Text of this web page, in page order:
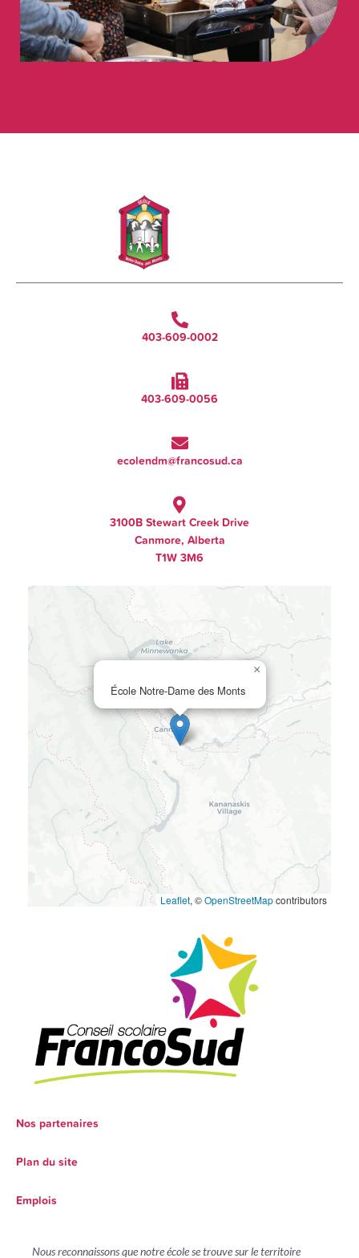
403-609-0002
403-609-0056
ecolendm@francosud.ca
3100B Stewart Creek Drive
Canmore, Alberta
T1W 3M6
École Notre-Dame des Monts
×
Leaflet, ©OpenStreetMapcontributors
Nos partenaires
Plan du site
Emplois
Nous reconnaissons que notre école se trouve sur le territoire